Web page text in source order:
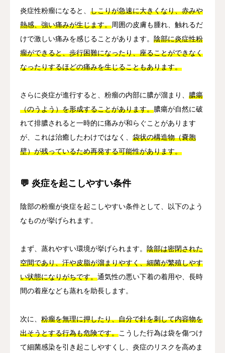
炎症性粉瘤になると、 しこりが急速に大きくなり、赤みや
熱感、強い痛みが生じます。周囲の皮膚も腫れ、触れるだ
けで激しい痛みを感じることがあります。 陰部に炎症性粉
瘤ができると、歩行困難になったり、座ることができなく
なったりするほどの痛みを生じることもあります。
さらに炎症が進行すると、粉瘤の内部に膿が溜まり、 膿瘍
（のうよう）を形成することがあります。膿瘍が自然に破
れて排膿されると一時的に痛みが和らぐことがあります
が、これは治癒したわけではなく、 袋状の構造物（嚢胞
壁）が残っているため再発する可能性があります。
💬 炎症を起こしやすい条件
陰部の粉瘤が炎症を起こしやすい条件として、以下のよう
なものが挙げられます。
まず、蒸れやすい環境が挙げられます。 陰部は密閉された
空間であり、汗や皮脂が溜まりやすく、細菌が繁殖しやす
い状態になりがちです。通気性の悪い下着の着用や、長時
間の着座なども蒸れを助長します。
次に、 粉瘤を無理に押したり、自分で針を刺して内容物を
出そうとする行為も危険です。こうした行為は袋を傷つけ
て細菌感染を引き起こしやすくし、炎症のリスクを高めま